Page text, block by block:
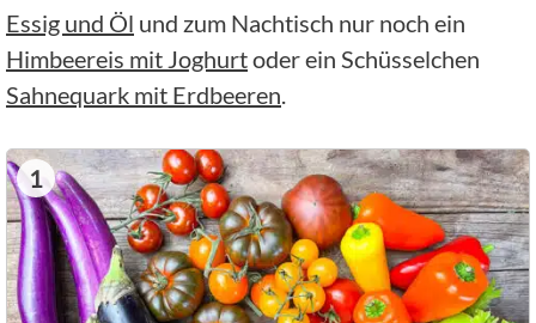
Essig und Öl und zum Nachtisch nur noch ein
Himbeereis mit Joghurtoder ein Schüsselchen
Sahnequark mit Erdbeeren.
1